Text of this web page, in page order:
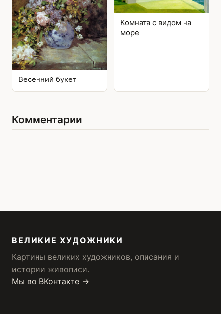
Весенний букет
Комната с видом на
море
Комментарии
ВЕЛИКИЕ ХУДОЖНИКИ
Картины великих художников, описания и
истории живописи.
Мы во ВКонтакте →